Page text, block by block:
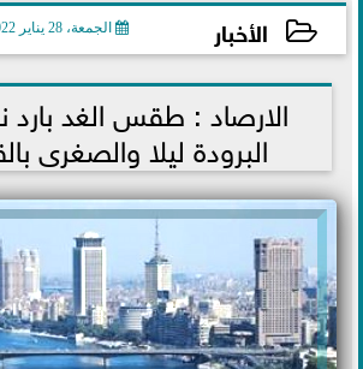
الأخبار الجمعة، 28 يناير 2022
2022-01-28 15:24:38الارصاد : طقس الغد بارد
البرودة ليلا والصغرى